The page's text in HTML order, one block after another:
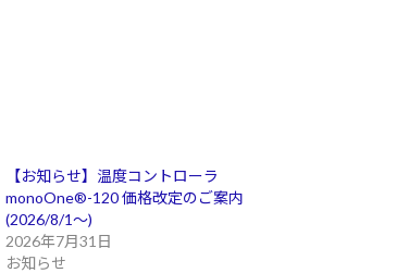
【お知らせ】温度コントローラ
monoOne®-120 価格改定のご案内
(2026/8/1～)
2026年7月31日
お知らせ